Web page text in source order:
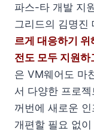
파스-타 개발 지
그리드의 김명진
르게 대응하기 위
전도 모두 지원하
은 VM웨어도 마
서 다양한 프로
꺼번에 새로운
개편할 필요 없